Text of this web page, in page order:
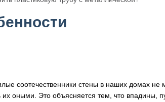
соотечественники стены в наших домах не
их оными. Это объясняется тем, что впадины,